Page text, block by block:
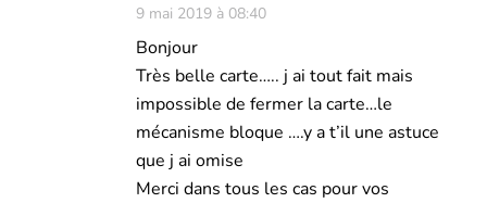
9 mai 2019 à 08:40
Bonjour
Très belle carte….. j ai tout fait mais
impossible de fermer la carte…le
mécanisme bloque ….y a t’il une astuce
que j ai omise
Merci dans tous les cas pour vos